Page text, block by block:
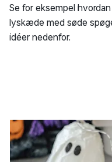
Se for eksempel
lyskæde med søde
idéer nedenfor.